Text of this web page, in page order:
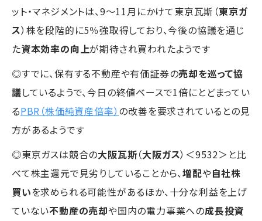
ット・マネジメントは、9～11月にかけて東京瓦斯（東京ガ
ス）株を段階的に5％強取得しており、今後の協議を通じ
た資本効率の向上が期待され買われたようです
◎すでに、保有する不動産や有価証券の売却を巡って協
議しているようで、今日の終値ベースで1倍にとどまってい
るPBR（株価純資産倍率） の改善を要求されているとの見
方があるようです
◎東京ガスは競合の大阪瓦斯（大阪ガス）＜9532＞と比
べて株主還元で見劣りしていることから、増配や自社株
買いを求められる可能性があるほか、十分な利益を上げ
ていない不動産の売却や国内の電力事業への成長投資